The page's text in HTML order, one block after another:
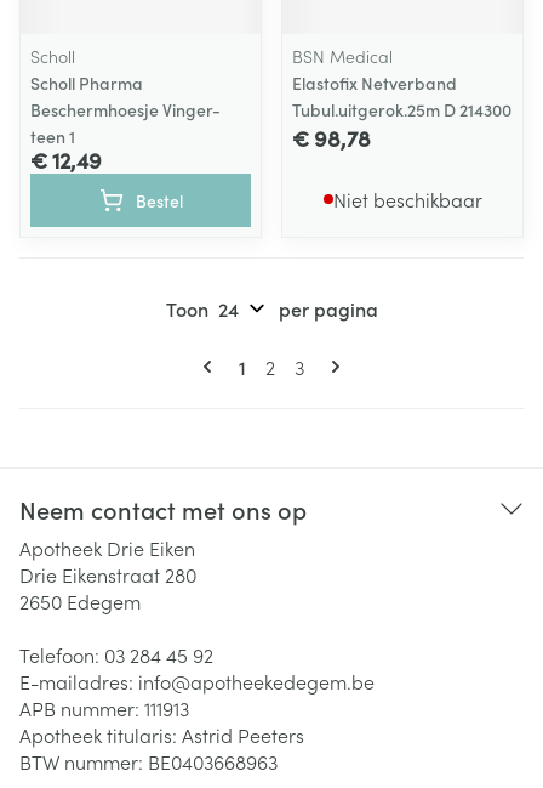
Scholl
Scholl Pharma
Beschermhoesje Vinger-
teen 1
€ 12,49
Bestel
BSN Medical
Elastofix Netverband
Tubul.uitgerok.25m D 214300
€ 98,78
Niet beschikbaar
Pagina's
U lees momenteel pagina
1 Pagina
2 Pagina
3
Toon per pagina
Neem contact met ons op
Apotheek Drie Eiken
Drie Eikenstraat 280
2650 Edegem
Telefoon: 03 284 45 92
E-mailadres: info@apotheekedegem.be
APB nummer: 111913
Apotheek titularis: Astrid Peeters
BTW nummer: BE0403668963